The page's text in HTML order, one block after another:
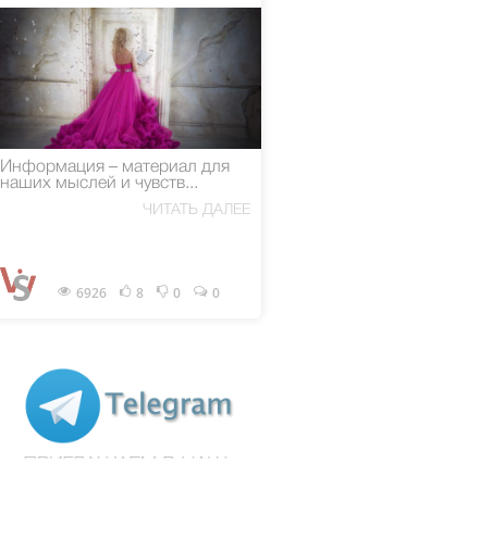
Информация – материал для
наших мыслей и чувств...
ЧИТАТЬ ДАЛЕЕ
6926 8 0 0